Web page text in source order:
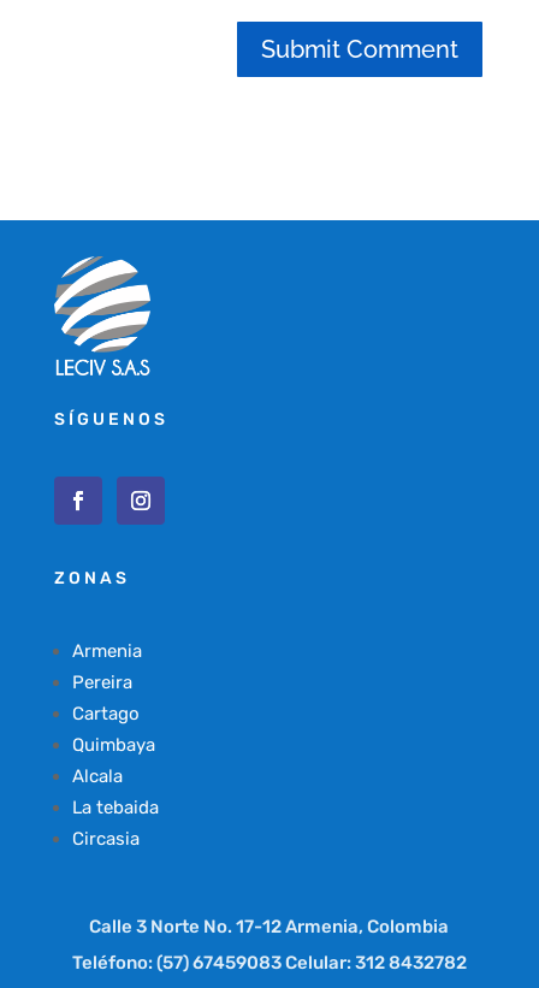
SÍGUENOS
ZONAS
Armenia
Pereira
Cartago
Quimbaya
Alcala
La tebaida
Circasia
Calle 3 Norte No. 17-12 Armenia, Colombia
Teléfono: (57) 67459083 Celular: 312 8432782